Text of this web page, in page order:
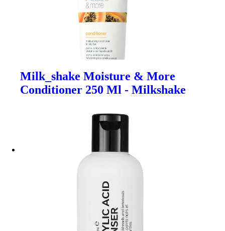
Milk_shake Moisture & More
Conditioner 250 Ml - Milkshake